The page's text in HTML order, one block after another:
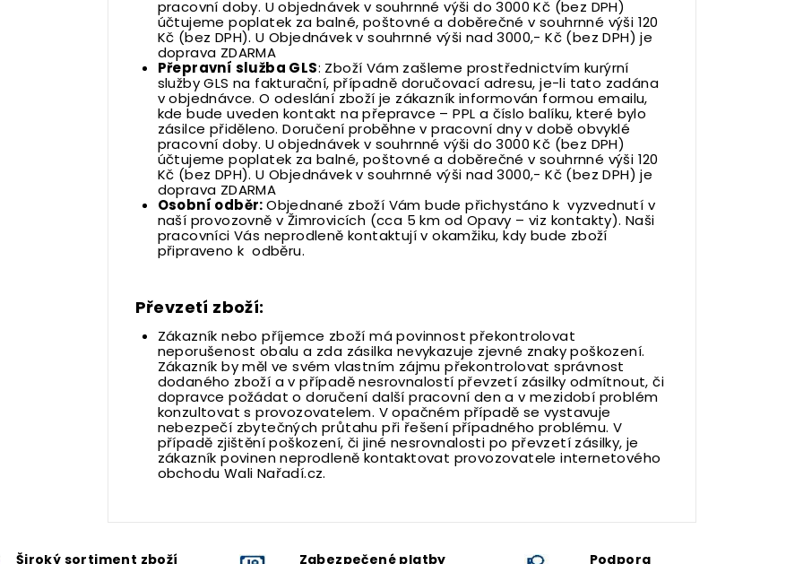
pracovní doby. U objednávek v souhrnné výši do 3000 Kč (bez DPH)
účtujeme poplatek za balné, poštovné a doběrečné v souhrnné výši 120
Kč (bez DPH). U Objednávek v souhrnné výši nad 3000,- Kč (bez DPH) je
doprava ZDARMA
Přepravní služba GLS: Zboží Vám zašleme prostřednictvím kurýrní
služby GLS na fakturační, případně doručovací adresu, je-li tato zadána
v objednávce. O odeslání zboží je zákazník informován formou emailu,
kde bude uveden kontakt na přepravce – PPL a číslo balíku, které bylo
zásilce přiděleno. Doručení proběhne v pracovní dny v době obvyklé
pracovní doby. U objednávek v souhrnné výši do 3000 Kč (bez DPH)
účtujeme poplatek za balné, poštovné a doběrečné v souhrnné výši 120
Kč (bez DPH). U Objednávek v souhrnné výši nad 3000,- Kč (bez DPH) je
doprava ZDARMA
Osobní odběr:Objednané zboží Vám bude přichystáno k vyzvednutí v
naší provozovně v Žimrovicích (cca 5 km od Opavy – viz kontakty). Naši
pracovníci Vás neprodleně kontaktují v okamžiku, kdy bude zboží
připraveno k odběru.
Převzetí zboží:
Zákazník nebo příjemce zboží má povinnost překontrolovat
neporušenost obalu a zda zásilka nevykazuje zjevné znaky poškození.
Zákazník by měl ve svém vlastním zájmu překontrolovat správnost
dodaného zboží a v případě nesrovnalostí převzetí zásilky odmítnout, či
dopravce požádat o doručení další pracovní den a v mezidobí problém
konzultovat s provozovatelem. V opačném případě se vystavuje
nebezpečí zbytečných průtahu při řešení případného problému. V
případě zjištění poškození, či jiné nesrovnalosti po převzetí zásilky, je
zákazník povinen neprodleně kontaktovat provozovatele internetového
obchodu Wali Nařadí.cz.
Široký sortiment zboží Zabezpečené platby Podpora